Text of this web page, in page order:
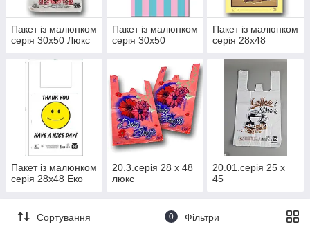
Пакет із малюнком
серія 30х50 Люкс
Пакет із малюнком
серія 30х50
Пакет із малюнком
серія 28х48
Пакет із малюнком
серія 28х48 Еко
20.3.серія 28 х 48
люкс
20.01.серія 25 х
45
Сортування 0 Фільтри